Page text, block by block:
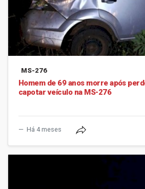
MS-276
Homem de 69 anos morre após
capotar veículo na MS-276
Há 4 meses